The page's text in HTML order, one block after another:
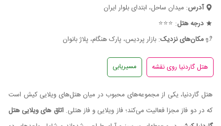
آدرس: میدان ساحل، ابتدای بلوار ایران
درجه هتل: ⭐⭐⭐
مکان‌های نزدیک: بازار پردیس، پارک هنگام، پلاژ بانوان
مسیریابی
هتل گاردنیا، یکی از مجموعه‌های محبوب در میان هتل‌های ویلایی کیش است
که در دو فاز مجزا فعالیت می‌کند؛ فاز ویلایی و فاز هتلی.اتاق های ویلایی هتل